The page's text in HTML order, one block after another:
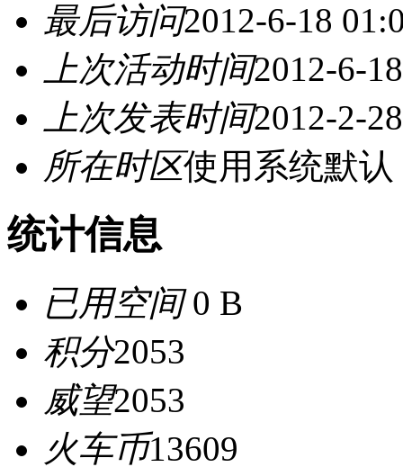
最后访问2012-6-18
上次活动时间2012-6-
上次发表时间2012-2-
所在时区使用系统默认
统计信息
已用空间0 B
积分2053
威望2053
火车币13609